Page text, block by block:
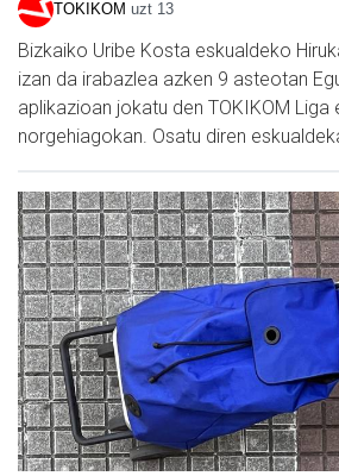
TOKIKOM uzt 13
Bizkaiko Uribe Kosta eskualdeko
izan da irabazlea azken 9 asteotan
aplikazioan jokatu den TOKIKOM Liga
norgehiagokan. Osatu diren